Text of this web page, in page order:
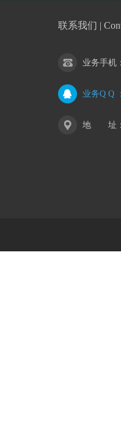
联系我们 |
业务手机 ：
业务Q Q ：
地 址 ：